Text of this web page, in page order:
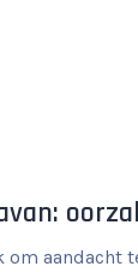
aandacht